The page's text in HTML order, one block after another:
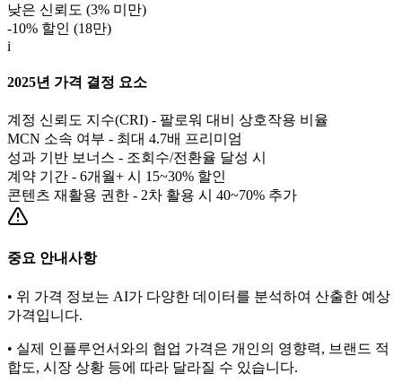
낮은 신뢰도 (3% 미만)
-10% 할인 (18만)
i
2025년 가격 결정 요소
계정 신뢰도 지수(CRI) - 팔로워 대비 상호작용 비율
MCN 소속 여부 - 최대 4.7배 프리미엄
성과 기반 보너스 - 조회수/전환율 달성 시
계약 기간 - 6개월+ 시 15~30% 할인
콘텐츠 재활용 권한 - 2차 활용 시 40~70% 추가
중요 안내사항
• 위 가격 정보는 AI가 다양한 데이터를 분석하여 산출한 예상
가격입니다.
• 실제 인플루언서와의 협업 가격은 개인의 영향력, 브랜드 적
합도, 시장 상황 등에 따라 달라질 수 있습니다.